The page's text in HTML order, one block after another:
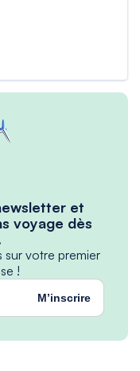
et
voyage dès
sur votre premier
!
M’inscrire